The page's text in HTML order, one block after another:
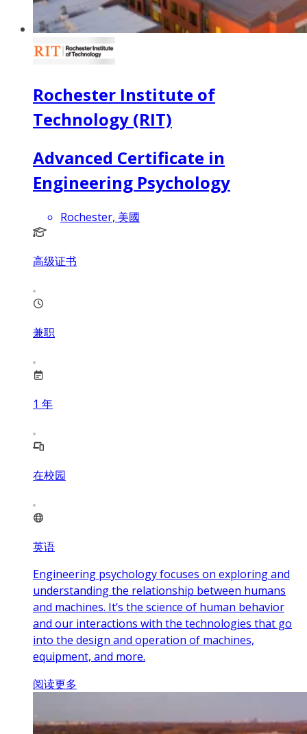
Rochester Institute of
Technology (RIT)
Advanced Certificate in
Engineering Psychology
Rochester, 美國
高级证书
兼职
1 年
在校园
英语
Engineering psychology focuses on exploring and
understanding the relationship between humans
and machines. It’s the science of human behavior
and our interactions with the technologies that go
into the design and operation of machines,
equipment, and more.
阅读更多